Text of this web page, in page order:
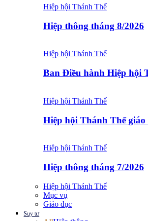
Hiệp hội Thánh Thể
Hiệp thông tháng 8/2026
Hiệp hội Thánh Thể
Ban Điều hành Hiệp hội
Hiệp hội Thánh Thể
Hiệp hội Thánh Thể
Hiệp hội Thánh Thể
Hiệp thông tháng 7/2026
Hiệp hội Thánh Thể
Mục vụ
Giáo dục
Suy tư